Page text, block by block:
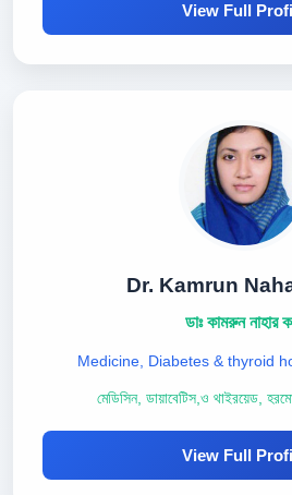
View Full
Dr. Kamrun
ডাঃ কামরুন নাহার
Medicine, Diabetes & thyroid
মেডিসিন, ডায়াবেটিস,ও থাইরয়েড,
View Full